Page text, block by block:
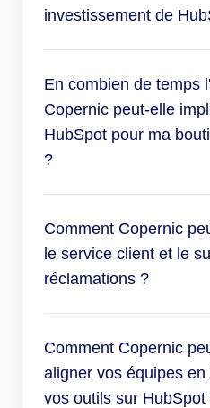
investissement de
En combien de temps
Copernic peut-elle
HubSpot pour ma
?
Comment Copernic
le service client et le
réclamations ?
Comment Copernic
aligner vos équipes
vos outils sur HubSpot